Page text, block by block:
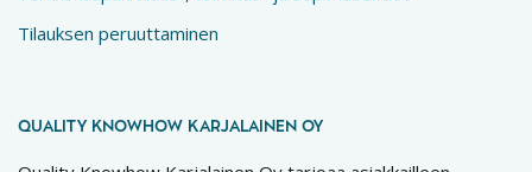
Tilauksen peruuttaminen
QUALITY KNOWHOW KARJALAINEN OY